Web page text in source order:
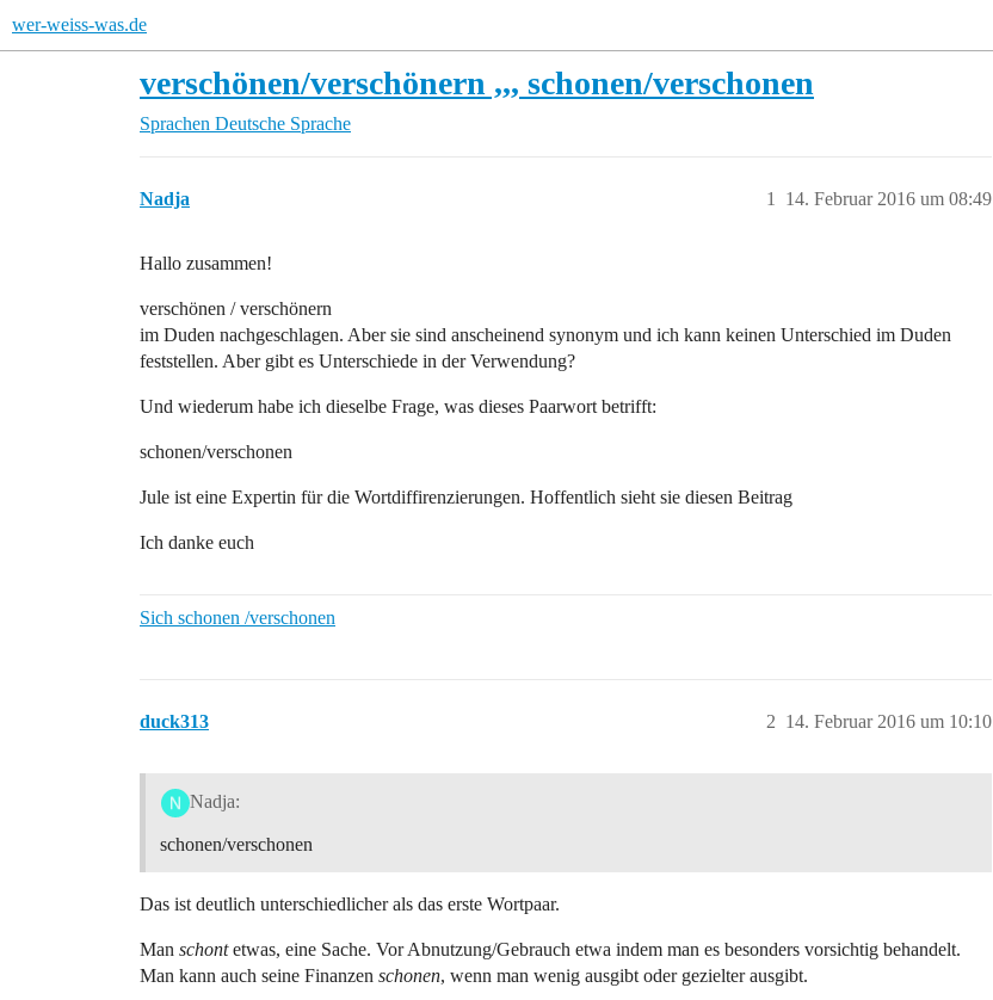
wer-weiss-was.de
verschönen/verschönern ,,, schonen/verschonen
Sprachen Deutsche Sprache
Nadja 14. Februar 2016 um 08:49
1
Hallo zusammen!
verschönen / verschönern
im Duden nachgeschlagen. Aber sie sind anscheinend synonym und ich kann keinen Unterschied im Duden
feststellen. Aber gibt es Unterschiede in der Verwendung?
Und wiederum habe ich dieselbe Frage, was dieses Paarwort betrifft:
schonen/verschonen
Jule ist eine Expertin für die Wortdiffirenzierungen. Hoffentlich sieht sie diesen Beitrag
Ich danke euch
Sich schonen /verschonen
duck313 14. Februar 2016 um 10:10
2
Nadja:
schonen/verschonen
Das ist deutlich unterschiedlicher als das erste Wortpaar.
Man schontetwas, eine Sache. Vor Abnutzung/Gebrauch etwa indem man es besonders vorsichtig behandelt.
Man kann auch seine Finanzen schonen, wenn man wenig ausgibt oder gezielter ausgibt.